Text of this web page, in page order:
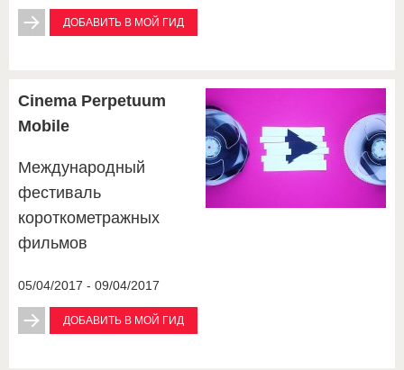
ДОБАВИТЬ В МОЙ ГИД
Cinema Perpetuum
Mobile
Международный
фестиваль
короткометражных
фильмов
05/04/2017 - 09/04/2017
ДОБАВИТЬ В МОЙ ГИД